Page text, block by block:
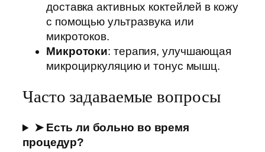
доставка активных коктейлей в кожу
с помощью ультразвука или
микротоков.
Микротоки: терапия, улучшающая
микроциркуляцию и тонус мышц.
Часто задаваемые вопросы
➤ Есть ли больно во время
процедур?